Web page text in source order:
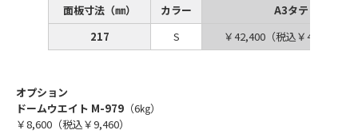
面板寸法（㎜） カラー
A3タテ
217
S ￥42,400（税込￥46,640）
オプション
ドームウエイト M-979 （6㎏）
￥8,600（税込￥9,460）